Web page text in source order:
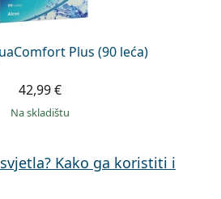
Plus (90 leća)
42,99 €
na skladištu
Kako ga koristiti i